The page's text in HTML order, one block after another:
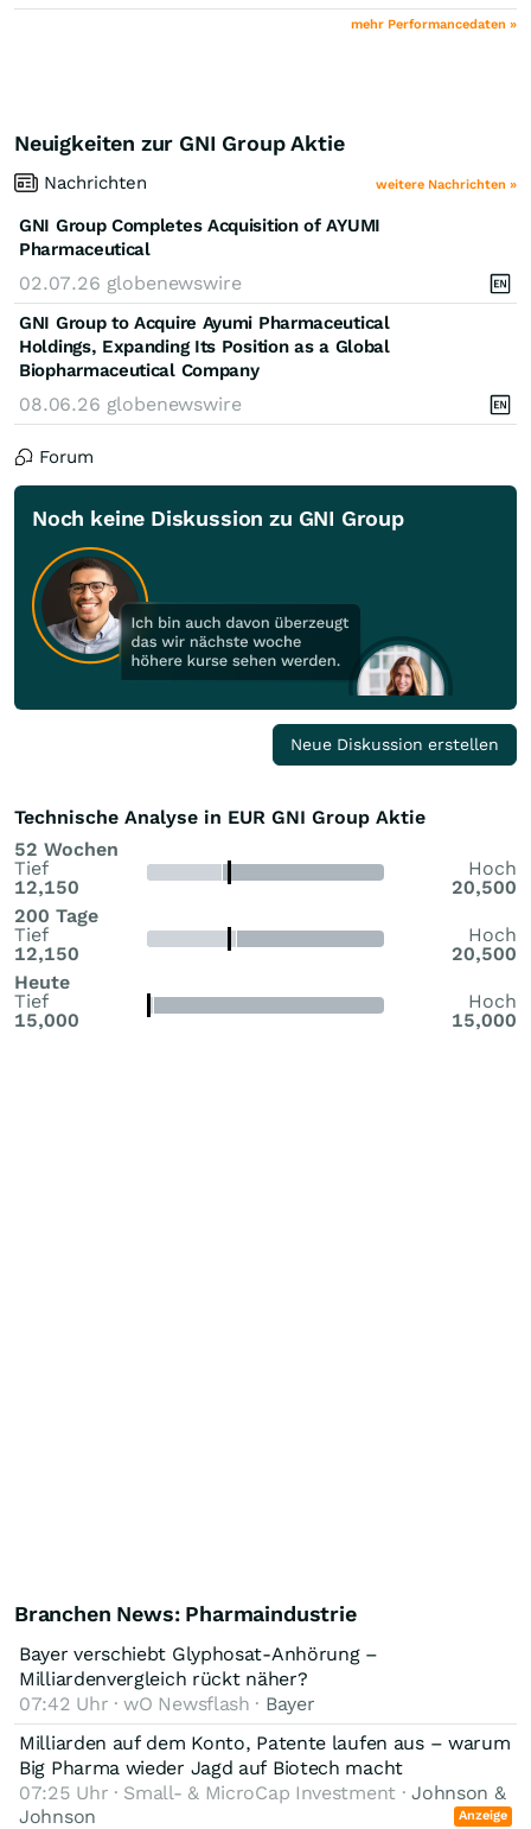
mehr Performancedaten »
Neuigkeiten zur GNI Group Aktie
Nachrichten weitere Nachrichten »
GNI Group Completes Acquisition of AYUMI
Pharmaceutical
02.07.26 globenewswire
GNI Group to Acquire Ayumi Pharmaceutical
Holdings, Expanding Its Position as a Global
Biopharmaceutical Company
08.06.26 globenewswire
Forum
Noch keine Diskussion zu GNI Group
Neue Diskussion erstellen
Technische Analyse in EUR GNI Group Aktie
52 Wochen
Tief
12,150
Hoch
20,500
200 Tage
Tief
12,150
Hoch
20,500
Heute
Tief
15,000
Hoch
15,000
Branchen News: Pharmaindustrie
Bayer verschiebt Glyphosat-Anhörung –
Milliardenvergleich rückt näher?
07:42 Uhr · wO Newsflash · Bayer
Milliarden auf dem Konto, Patente laufen aus – warum
Big Pharma wieder Jagd auf Biotech macht
07:25 Uhr · Small- & MicroCap Investment ·Johnson &
Johnson
Anzeige